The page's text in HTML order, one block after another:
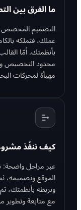
ما الفرق بين
التصميم المخصص
عملك، فتملكه
بأنظمتك. أمّا
محدود التخصيص
مهيأة لمحركات
كيف ننفّذ
عبر مراحل
الموقع وتصميمه،
ونربطه بأنظمتك،
مع متابعة وتطوير